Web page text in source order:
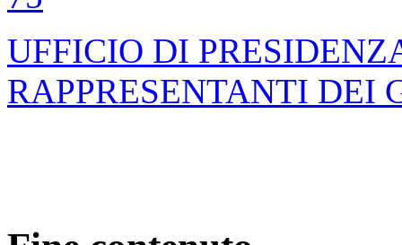
SOMMARIO
SEDE REFERENTE:
Nissoli e